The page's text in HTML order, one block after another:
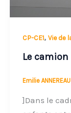
CP-CE1, Vie de
Le
Emilie ANNEREAU
]Dans le